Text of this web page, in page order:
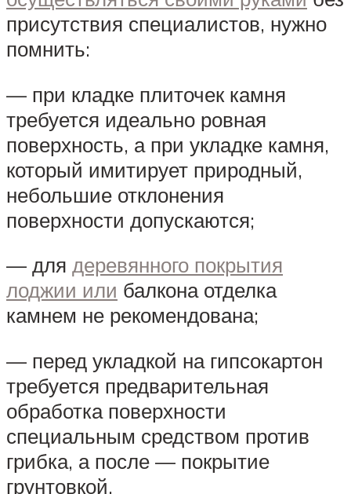
присутствия специалистов, нужно
помнить:
— при кладке плиточек камня
требуется идеально ровная
поверхность, а при укладке камня,
который имитирует природный,
небольшие отклонения
поверхности допускаются;
— для деревянного покрытия
лоджии или балкона отделка
камнем не рекомендована;
— перед укладкой на гипсокартон
требуется предварительная
обработка поверхности
специальным средством против
грибка, а после — покрытие
грунтовкой.